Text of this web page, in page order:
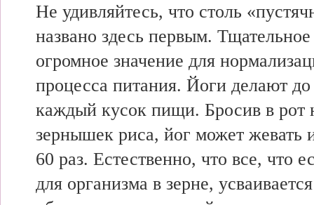
Не удивляйтесь, что столь
названо здесь первым.
огромное значение для
процесса питания. Йоги делают
каждый кусок пищи. Бросив в рот
зернышек риса, йог может
60 раз. Естественно, что все, что
для организма в зерне,